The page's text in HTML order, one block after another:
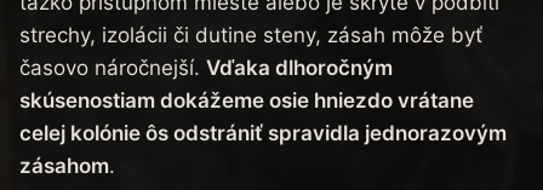
strechy, izolácii či dutine steny, zásah môže byť
časovo náročnejší. Vďaka dlhoročným
skúsenostiam dokážeme osie hniezdo vrátane
celej kolónie ôs odstrániť spravidla jednorazovým
zásahom.